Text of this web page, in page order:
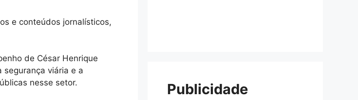
e conteúdos jornalísticos,
de César Henrique
viária e a
nesse setor.
Publicidade